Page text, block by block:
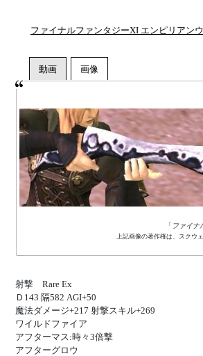
ファイナルファンタジーXI エンピリアン
「 ファイナ
上記画像の著作権は、スクウ
射撃 Rare Ex
Ｄ143 隔582 AGI+50
魔法ダメージ+217 射撃スキル+269
ワイルドファイア
アフターマス:時々3倍撃
アフターグロウ